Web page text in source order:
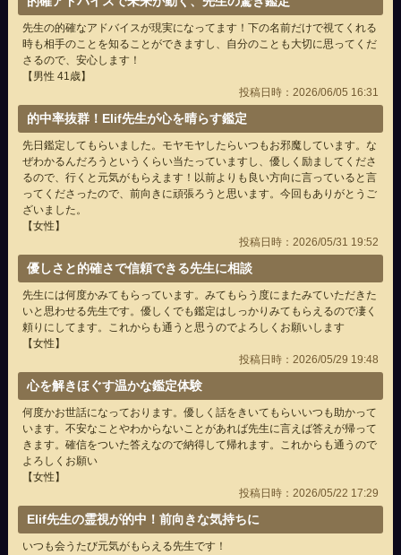
先生の的確なアドバイスが現実になってます！下の名前だけで視てくれる
時も相手のことを知ることができますし、自分のことも大切に思ってくだ
さるので、安心します！
【男性 41歳】
投稿日時：2026/06/05 16:31
的中率抜群！Elif先生が心を晴らす鑑定
先日鑑定してもらいました。モヤモヤしたらいつもお邪魔しています。な
ぜわかるんだろうというくらい当たっていますし、優しく励ましてくださ
るので、行くと元気がもらえます！以前よりも良い方向に言っていると言
ってくださったので、前向きに頑張ろうと思います。今回もありがとうご
ざいました。
【女性】
投稿日時：2026/05/31 19:52
優しさと的確さで信頼できる先生に相談
先生には何度かみてもらっています。みてもらう度にまたみていただきた
いと思わせる先生です。優しくでも鑑定はしっかりみてもらえるので凄く
頼りにしてます。これからも通うと思うのでよろしくお願いします
【女性】
投稿日時：2026/05/29 19:48
心を解きほぐす温かな鑑定体験
何度かお世話になっております。優しく話をきいてもらいいつも助かって
います。不安なことやわからないことがあれば先生に言えば答えが帰って
きます。確信をついた答えなので納得して帰れます。これからも通うので
よろしくお願い
【女性】
投稿日時：2026/05/22 17:29
Elif先生の霊視が的中！前向きな気持ちに
いつも会うたび元気がもらえる先生です！